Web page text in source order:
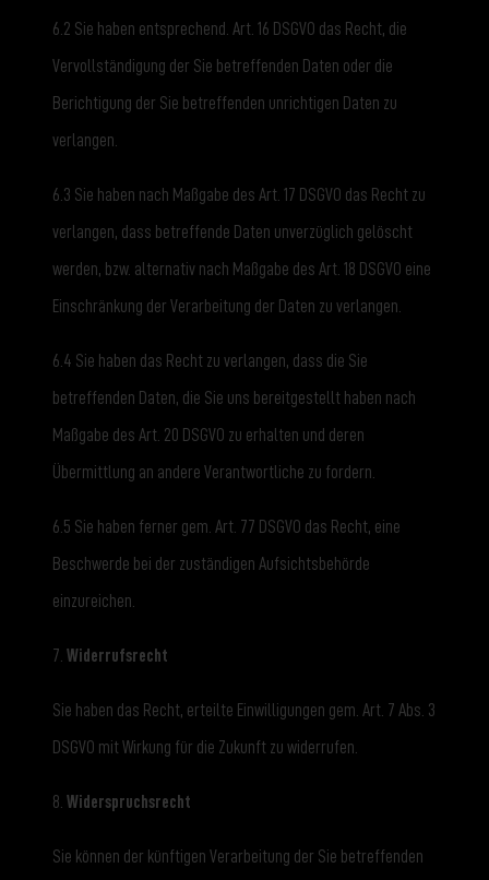
6.2 Sie haben entsprechend. Art. 16 DSGVO das Recht, die
Vervollständigung der Sie betreffenden Daten oder die
Berichtigung der Sie betreffenden unrichtigen Daten zu
verlangen.
6.3 Sie haben nach Maßgabe des Art. 17 DSGVO das Recht zu
verlangen, dass betreffende Daten unverzüglich gelöscht
werden, bzw. alternativ nach Maßgabe des Art. 18 DSGVO eine
Einschränkung der Verarbeitung der Daten zu verlangen.
6.4 Sie haben das Recht zu verlangen, dass die Sie
betreffenden Daten, die Sie uns bereitgestellt haben nach
Maßgabe des Art. 20 DSGVO zu erhalten und deren
Übermittlung an andere Verantwortliche zu fordern.
6.5 Sie haben ferner gem. Art. 77 DSGVO das Recht, eine
Beschwerde bei der zuständigen Aufsichtsbehörde
einzureichen.
7. Widerrufsrecht
Sie haben das Recht, erteilte Einwilligungen gem. Art. 7 Abs. 3
DSGVO mit Wirkung für die Zukunft zu widerrufen.
8. Widerspruchsrecht
Sie können der künftigen Verarbeitung der Sie betreffenden